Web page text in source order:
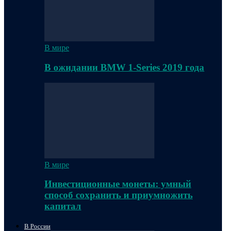
В мире
В ожидании BMW 1-Series 2019 года
В мире
Инвестиционные монеты: умный
способ сохранить и приумножить
капитал
В России